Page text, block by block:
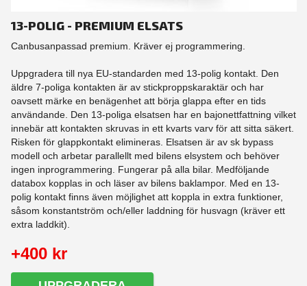
13-POLIG - PREMIUM ELSATS
Canbusanpassad premium. Kräver ej programmering.
Uppgradera till nya EU-standarden med 13-polig kontakt. Den
äldre 7-poliga kontakten är av stickproppskaraktär och har
oavsett märke en benägenhet att börja glappa efter en tids
användande. Den 13-poliga elsatsen har en bajonettfattning vilket
innebär att kontakten skruvas in ett kvarts varv för att sitta säkert.
Risken för glappkontakt elimineras. Elsatsen är av sk bypass
modell och arbetar parallellt med bilens elsystem och behöver
ingen inprogrammering. Fungerar på alla bilar. Medföljande
databox kopplas in och läser av bilens baklampor. Med en 13-
polig kontakt finns även möjlighet att koppla in extra funktioner,
såsom konstantström och/eller laddning för husvagn (kräver ett
extra laddkit).
+400 kr